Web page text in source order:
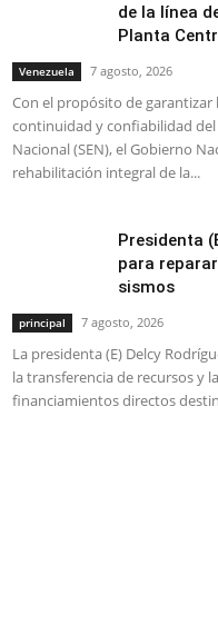
de la línea
Planta
Venezuela 7 agosto, 2026
Con el propósito de garantizar
continuidad y confiabilidad del
Nacional (SEN), el Gobierno
rehabilitación integral de la...
Presidenta
para
sismos
principal 7 agosto, 2026
La presidenta (E) Delcy
la transferencia de recursos y
financiamientos directos